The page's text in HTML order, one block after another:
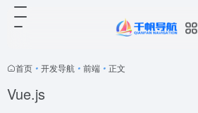
首页 • 开发导航 • 前端 • 正文
Vue.js